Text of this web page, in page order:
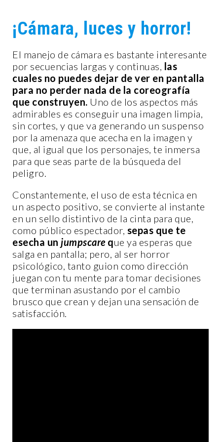
¡Cámara, luces y horror!
El manejo de cámara es bastante interesante
por secuencias largas y continuas, las
cuales no puedes dejar de ver en pantalla
para no perder nada de la coreografía
que construyen. Uno de los aspectos más
admirables es conseguir una imagen limpia,
sin cortes, y que va generando un suspenso
por la amenaza que acecha en la imagen y
que, al igual que los personajes, te inmersa
para que seas parte de la búsqueda del
peligro.
Constantemente, el uso de esta técnica en
un aspecto positivo, se convierte al instante
en un sello distintivo de la cinta para que,
como público espectador, sepas que te
esecha un jumpscareque ya esperas que
salga en pantalla; pero, al ser horror
psicológico, tanto guion como dirección
juegan con tu mente para tomar decisiones
que terminan asustando por el cambio
brusco que crean y dejan una sensación de
satisfacción.